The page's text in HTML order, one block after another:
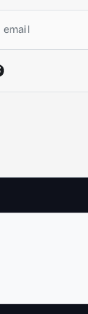
email